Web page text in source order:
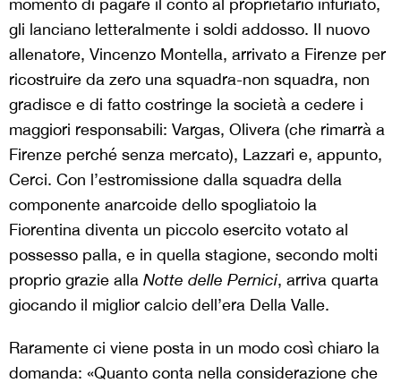
momento di pagare il conto al proprietario infuriato,
gli lanciano letteralmente i soldi addosso. Il nuovo
allenatore, Vincenzo Montella, arrivato a Firenze per
ricostruire da zero una squadra-non squadra, non
gradisce e di fatto costringe la società a cedere i
maggiori responsabili: Vargas, Olivera (che rimarrà a
Firenze perché senza mercato), Lazzari e, appunto,
Cerci. Con l’estromissione dalla squadra della
componente anarcoide dello spogliatoio la
Fiorentina diventa un piccolo esercito votato al
possesso palla, e in quella stagione, secondo molti
proprio grazie alla Notte delle Pernici, arriva quarta
giocando il miglior calcio dell’era Della Valle.
Raramente ci viene posta in un modo così chiaro la
domanda: «Quanto conta nella considerazione che